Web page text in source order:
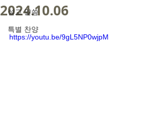
설교 말씀
특별 찬양
2024.10.06
https://youtu.be/9gL5NP0wjpM